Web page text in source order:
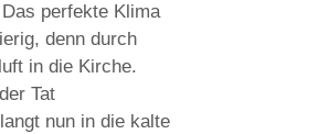
perfekte Klima
denn durch
in die Kirche.
Tat
nun in die kalte